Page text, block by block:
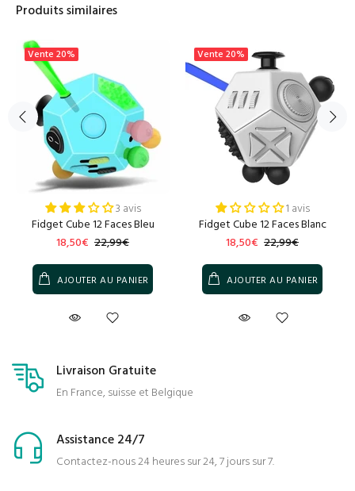
Produits similaires
Vente 20%
3 avis
Fidget Cube 12 Faces Bleu
18,50€ 22,99€
AJOUTER AU PANIER
Vente 20%
1 avis
Fidget Cube 12 Faces Blanc
18,50€ 22,99€
AJOUTER AU PANIER
Livraison Gratuite
En France, suisse et Belgique
Assistance 24/7
Contactez-nous 24 heures sur 24, 7 jours sur 7.